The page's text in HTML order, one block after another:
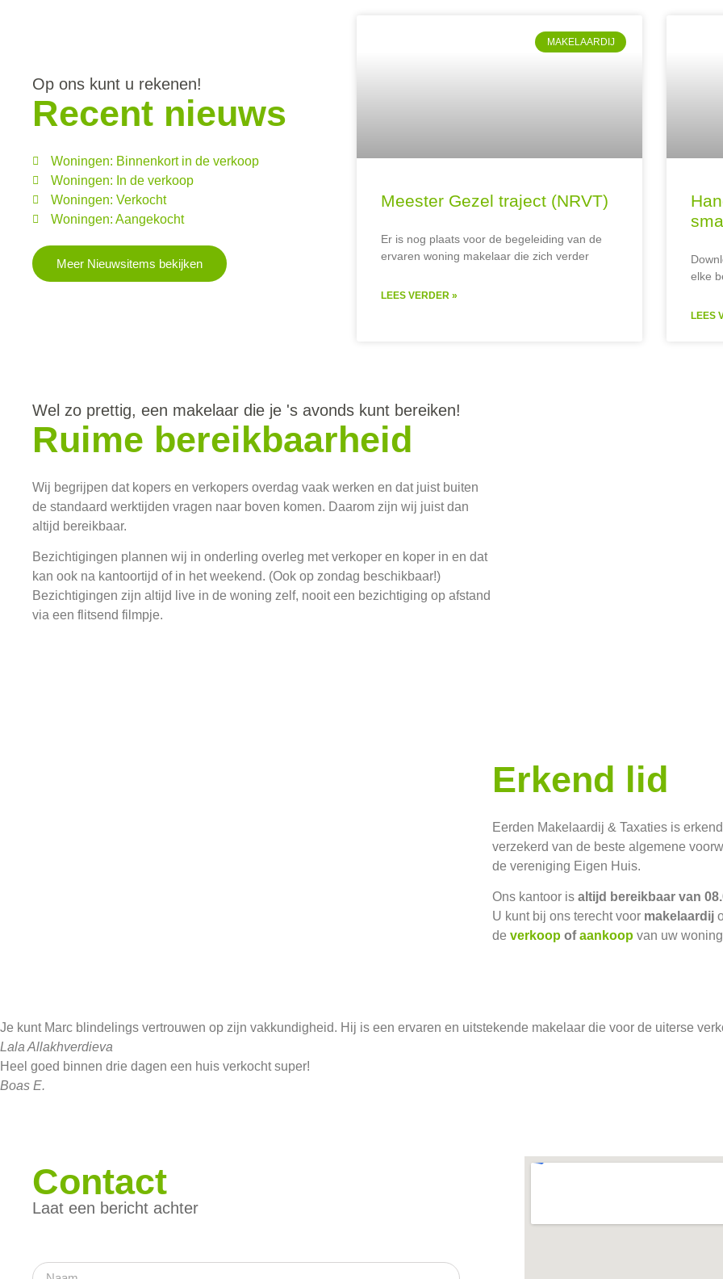
Op ons kunt u rekenen!
Recent nieuws
Woningen: Binnenkort in de verkoop
Woningen: In de verkoop
Woningen: Verkocht
Woningen: Aangekocht
Meer Nieuwsitems bekijken
MAKELAARDIJ
Meester Gezel traject (NRVT)
Er is nog plaats voor de begeleiding van de
ervaren woning makelaar die zich verder
LEES VERDER »
elke
LEES
Wel zo prettig, een makelaar die je 's avonds kunt bereiken!
Ruime bereikbaarheid
Wij begrijpen dat kopers en verkopers overdag vaak werken en dat juist buiten
de standaard werktijden vragen naar boven komen. Daarom zijn wij juist dan
altijd bereikbaar.
Bezichtigingen plannen wij in onderling overleg met verkoper en koper in en dat
kan ook na kantoortijd of in het weekend. (Ook op zondag beschikbaar!)
Bezichtigingen zijn altijd live in de woning zelf, nooit een bezichtiging op afstand
via een flitsend filmpje.
Erkend lid
Eerden Makelaardij & Taxaties is
verzekerd van de beste algemene
de vereniging Eigen Huis.
Ons kantoor is altijd bereikbaar van
U kunt bij ons terecht voor makelaardij
de verkoop ofaankoop van uw
Je kunt Marc blindelings vertrouwen op zijn vakkundigheid. Hij is een ervaren en uitstekende makelaar die voor de uiterse
Lala Allakhverdieva
Heel goed binnen drie dagen een huis verkocht super!
Boas E.
Contact
Laat een bericht achter